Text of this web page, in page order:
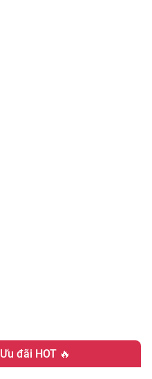
Ưu đãi HOT 🔥